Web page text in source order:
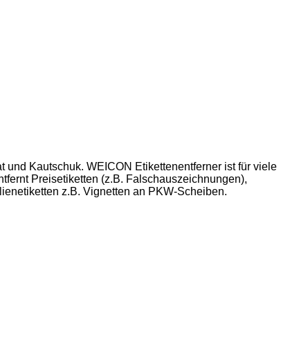
Kautschuk. WEICON Etikettenentferner ist für viele
Preisetiketten (z.B. Falschauszeichnungen),
z.B. Vignetten an PKW-Scheiben.